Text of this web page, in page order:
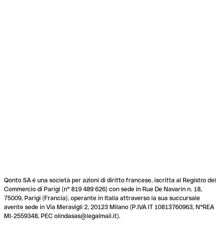
Qonto SA é una società per azioni di diritto francese, iscritta al Registro del
Commercio di Parigi (n° 819 489 626) con sede in Rue De Navarin n. 18,
75009, Parigi (Francia), operante in Italia attraverso la sua succursale
avente sede in Via Meravigli 2, 20123 Milano (P.IVA IT 10813760963, N°REA
MI-2559348, PEC olindasas@legalmail.it).